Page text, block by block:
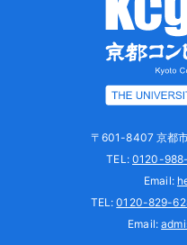
〒601-8407 京都
TEL:0120-
Email:
TEL:0120-829-
Email: